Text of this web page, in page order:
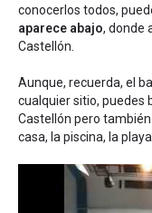
conocerlos todos,
aparece abajo, donde
Castellón.
Aunque, recuerda, el
cualquier sitio, puedes
Castellón pero
casa, la piscina, la